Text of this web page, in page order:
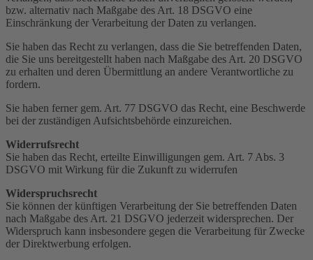
bzw. alternativ nach Maßgabe des Art. 18 DSGVO eine
Einschränkung der Verarbeitung der Daten zu verlangen.
Sie haben das Recht zu verlangen, dass die Sie betreffenden Daten,
die Sie uns bereitgestellt haben nach Maßgabe des Art. 20 DSGVO
zu erhalten und deren Übermittlung an andere Verantwortliche zu
fordern.
Sie haben ferner gem. Art. 77 DSGVO das Recht, eine Beschwerde
bei der zuständigen Aufsichtsbehörde einzureichen.
Widerrufsrecht
Sie haben das Recht, erteilte Einwilligungen gem. Art. 7 Abs. 3
DSGVO mit Wirkung für die Zukunft zu widerrufen
Widerspruchsrecht
Sie können der künftigen Verarbeitung der Sie betreffenden Daten
nach Maßgabe des Art. 21 DSGVO jederzeit widersprechen. Der
Widerspruch kann insbesondere gegen die Verarbeitung für Zwecke
der Direktwerbung erfolgen.